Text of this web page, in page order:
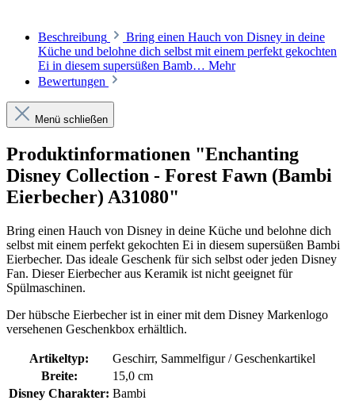
Beschreibung
Bring einen Hauch von Disney in deine
Küche und belohne dich selbst mit einem perfekt gekochten
Ei in diesem supersüßen Bamb… Mehr
Bewertungen
Menü schließen
Produktinformationen "Enchanting
Disney Collection - Forest Fawn (Bambi
Eierbecher) A31080"
Bring einen Hauch von Disney in deine Küche und belohne dich
selbst mit einem perfekt gekochten Ei in diesem supersüßen Bambi
Eierbecher. Das ideale Geschenk für sich selbst oder jeden Disney
Fan. Dieser Eierbecher aus Keramik ist nicht geeignet für
Spülmaschinen.
Der hübsche Eierbecher ist in einer mit dem Disney Markenlogo
versehenen Geschenkbox erhältlich.
Artikeltyp:
Geschirr, Sammelfigur / Geschenkartikel
Breite:
15,0 cm
Disney Charakter: Bambi